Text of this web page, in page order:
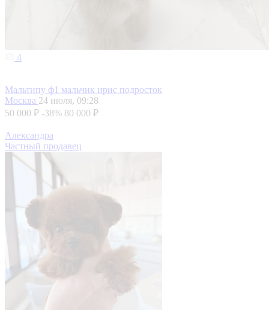
4
Мальтипу ф1 мальчик ирис подросток
Москва 24 июля, 09:28
50 000 ₽ -38% 80 000 ₽
Александра
Частный продавец